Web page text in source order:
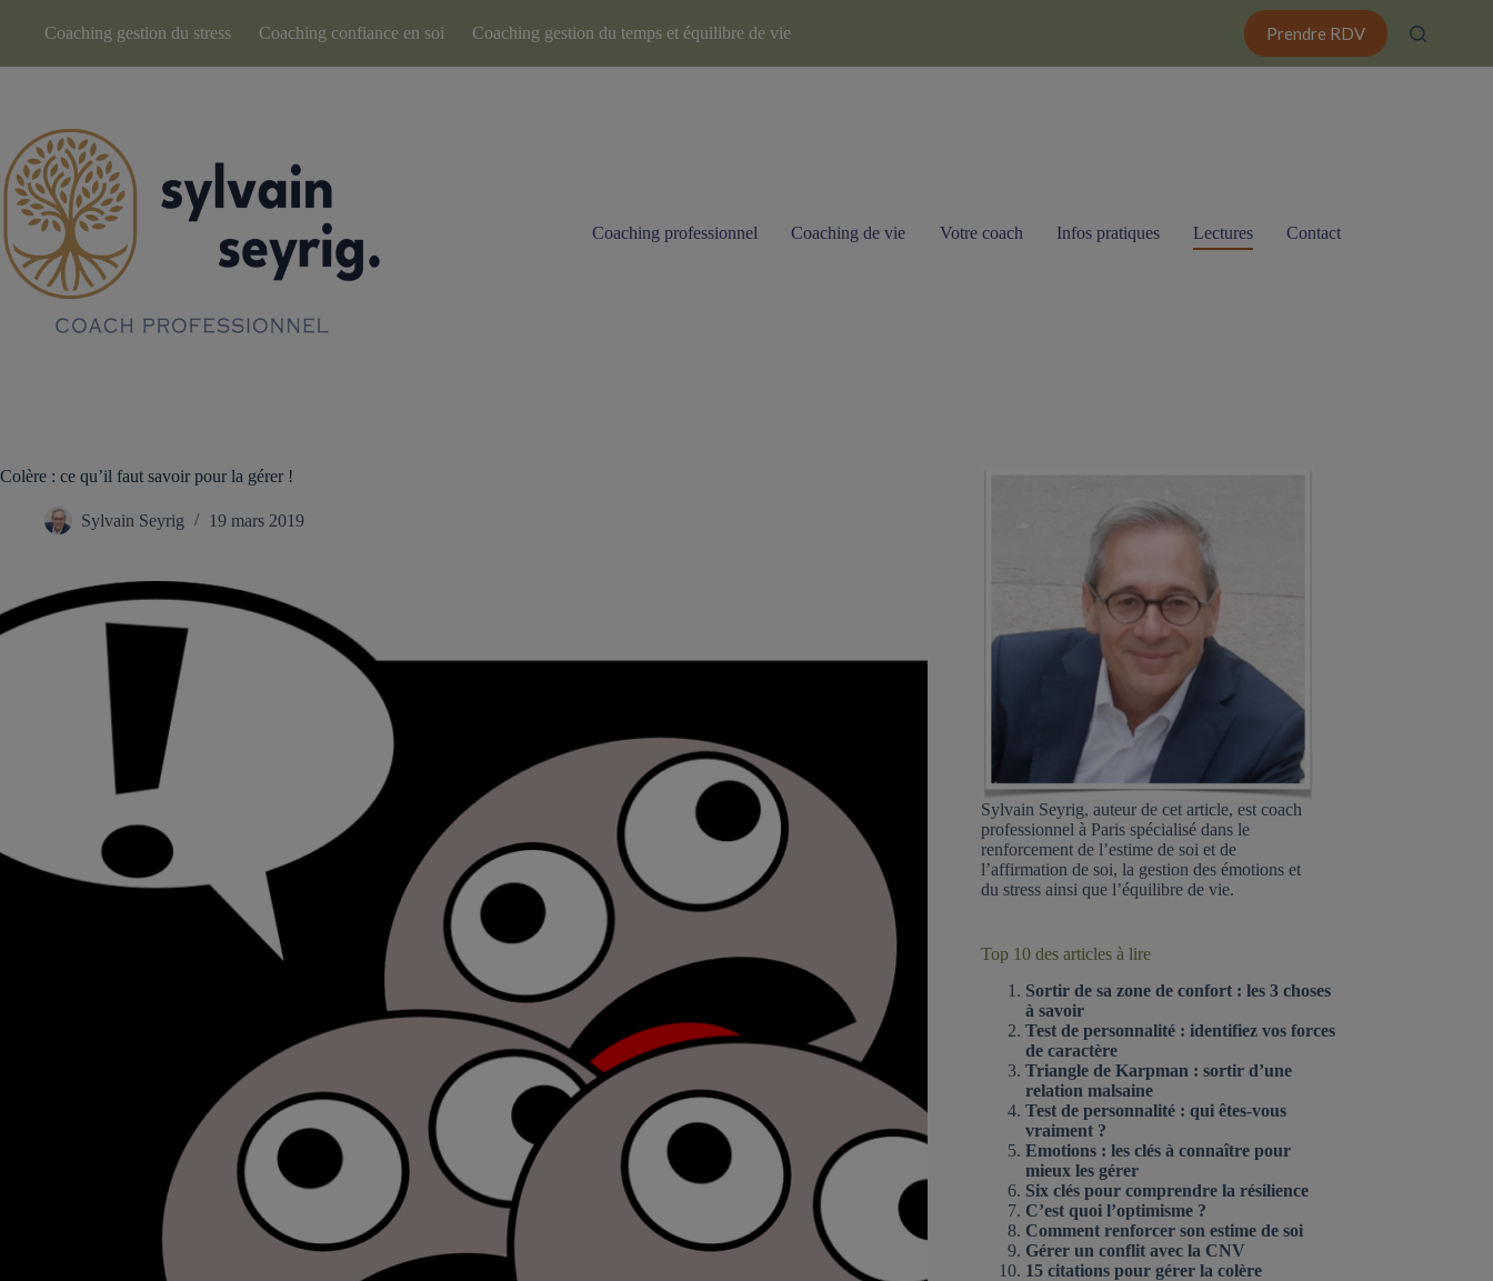
Coaching gestion du stress Coaching confiance en soi Coaching gestion du temps et équilibre de vie Prendre RDV
Coaching professionnel Coaching de vie Votre coach Infos pratiques Lectures Contact
Colère : ce qu’il faut savoir pour la gérer !
Sylvain Seyrig 19 mars 2019
Sylvain Seyrig, auteur de cet article, est coach
professionnel à Paris spécialisé dans le
renforcement de l’estime de soi et de
l’affirmation de soi, la gestion des émotions et
du stress ainsi que l’équilibre de vie.
Top 10 des articles à lire
Sortir de sa zone de confort : les 3 choses
à savoir
Test de personnalité : identifiez vos forces
de caractère
Triangle de Karpman : sortir d’une
relation malsaine
Test de personnalité : qui êtes-vous
vraiment ?
Emotions : les clés à connaître pour
mieux les gérer
Six clés pour comprendre la résilience
C’est quoi l’optimisme ?
Comment renforcer son estime de soi
Gérer un conflit avec la CNV
15 citations pour gérer la colère